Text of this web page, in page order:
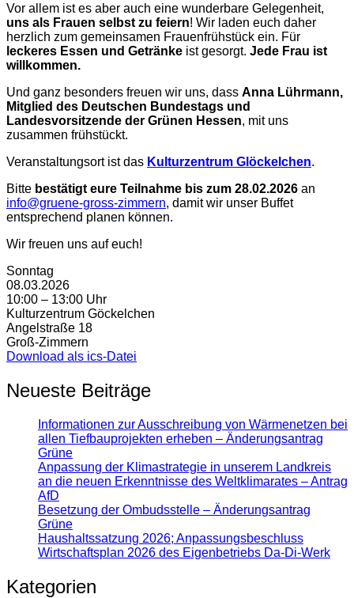
Vor allem ist es aber auch eine wunderbare Gelegenheit,
uns als Frauen selbst zu feiern! Wir laden euch daher
herzlich zum gemeinsamen Frauenfrühstück ein. Für
leckeres Essen und Getränke ist gesorgt. Jede Frau ist
willkommen.
Und ganz besonders freuen wir uns, dass Anna Lührmann,
Mitglied des Deutschen Bundestags und
Landesvorsitzende der Grünen Hessen, mit uns
zusammen frühstückt.
Veranstaltungsort ist das Kulturzentrum Glöckelchen.
Bitte bestätigt eure Teilnahme bis zum 28.02.2026 an
info@gruene-gross-zimmern, damit wir unser Buffet
entsprechend planen können.
Wir freuen uns auf euch!
Sonntag
08.03.2026
10:00 – 13:00 Uhr
Kulturzentrum Göckelchen
Angelstraße 18
Groß-Zimmern
Download als ics-Datei
Neueste Beiträge
Informationen zur Ausschreibung von Wärmenetzen bei
allen Tiefbauprojekten erheben – Änderungsantrag
Grüne
Anpassung der Klimastrategie in unserem Landkreis
an die neuen Erkenntnisse des Weltklimarates – Antrag
AfD
Besetzung der Ombudsstelle – Änderungsantrag
Grüne
Haushaltssatzung 2026; Anpassungsbeschluss
Wirtschaftsplan 2026 des Eigenbetriebs Da-Di-Werk
Kategorien